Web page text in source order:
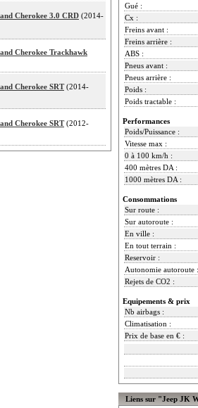
Cherokee 3.0 CRD (2014-
Cherokee Trackhawk
Cherokee SRT(2014-
Cherokee SRT(2012-
Gué :
Cx :
Freins avant :
Freins arrière :
ABS :
Pneus avant :
Pneus arrière :
Poids :
Poids tractable :
Performances
Poids/Puissance :
Vitesse max :
0 à 100 km/h :
400 mètres DA :
1000 mètres DA :
Consommations
Sur route :
Sur autoroute :
En ville :
En tout terrain :
Reservoir :
Autonomie autoroute :
Rejets de CO2 :
Equipements & prix
Nb airbags :
Climatisation :
Prix de base en € :
Liens sur "Jeep JK